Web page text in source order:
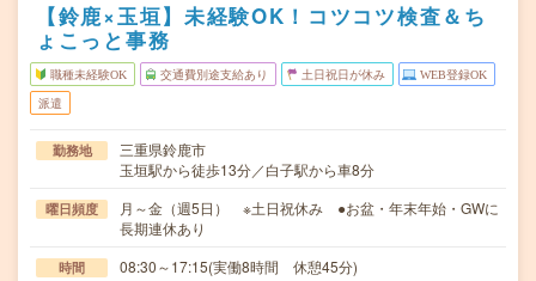
【鈴鹿×玉垣】未経験OK！コツコツ検査＆ち
ょこっと事務
職種未経験OK 交通費別途支給あり 土日祝日が休み WEB登録OK
派遣
勤務地
三重県鈴鹿市
玉垣駅から徒歩13分／白子駅から車8分
曜日頻度
月～金（週5日） ※土日祝休み ●お盆・年末年始・GWに
長期連休あり
時間 08:30～17:15(実働8時間 休憩45分)